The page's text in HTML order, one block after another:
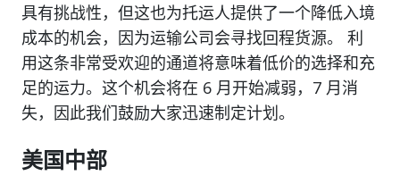
具有挑战性，但这也为托运人提供了一个降低入境
成本的机会，因为运输公司会寻找回程货源。 利
用这条非常受欢迎的通道将意味着低价的选择和充
足的运力。这个机会将在 6 月开始减弱，7 月消
失，因此我们鼓励大家迅速制定计划。
美国中部